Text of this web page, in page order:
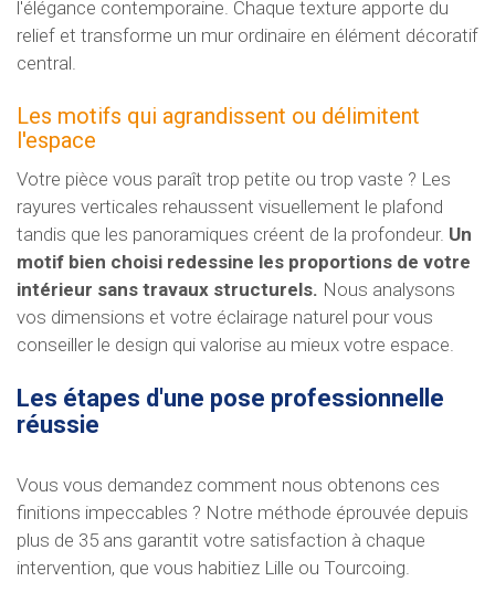
l'élégance contemporaine. Chaque texture apporte du
relief et transforme un mur ordinaire en élément décoratif
central.
Les motifs qui agrandissent ou délimitent
l'espace
Votre pièce vous paraît trop petite ou trop vaste ? Les
rayures verticales rehaussent visuellement le plafond
tandis que les panoramiques créent de la profondeur. Un
motif bien choisi redessine les proportions de votre
intérieur sans travaux structurels. Nous analysons
vos dimensions et votre éclairage naturel pour vous
conseiller le design qui valorise au mieux votre espace.
Les étapes d'une pose professionnelle
réussie
Vous vous demandez comment nous obtenons ces
finitions impeccables ? Notre méthode éprouvée depuis
plus de 35 ans garantit votre satisfaction à chaque
intervention, que vous habitiez Lille ou Tourcoing.